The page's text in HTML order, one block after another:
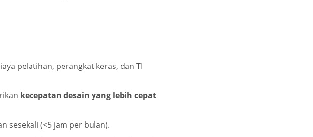
pelatihan, perangkat keras, dan TI
kecepatan desain yang lebih cepat
sesekali (<5 jam per bulan).